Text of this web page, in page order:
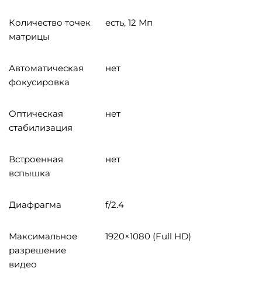
Количество точек
матрицы
есть, 12 Мп
Автоматическая
фокусировка
нет
Оптическая
стабилизация
нет
Встроенная
вспышка
нет
Диафрагма f/2.4
Максимальное
разрешение
видео
1920×1080 (Full HD)